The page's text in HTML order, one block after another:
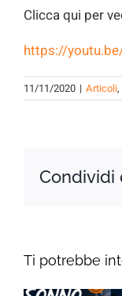
Clicca qui per
https://
11/11/2020 | Articoli,
Condividi
Ti potrebbe